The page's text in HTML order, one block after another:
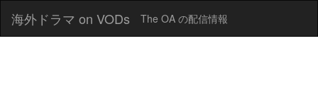
海外ドラマ on VODs The OA の配信情報